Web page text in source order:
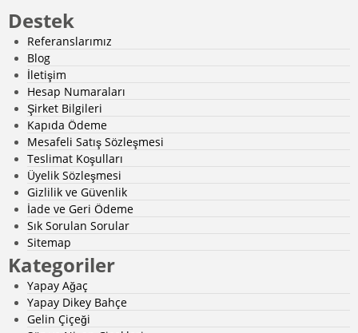
Destek
Referanslarımız
Blog
İletişim
Hesap Numaraları
Şirket Bilgileri
Kapıda Ödeme
Mesafeli Satış Sözleşmesi
Teslimat Koşulları
Üyelik Sözleşmesi
Gizlilik ve Güvenlik
İade ve Geri Ödeme
Sık Sorulan Sorular
Sitemap
Kategoriler
Yapay Ağaç
Yapay Dikey Bahçe
Gelin Çiçeği